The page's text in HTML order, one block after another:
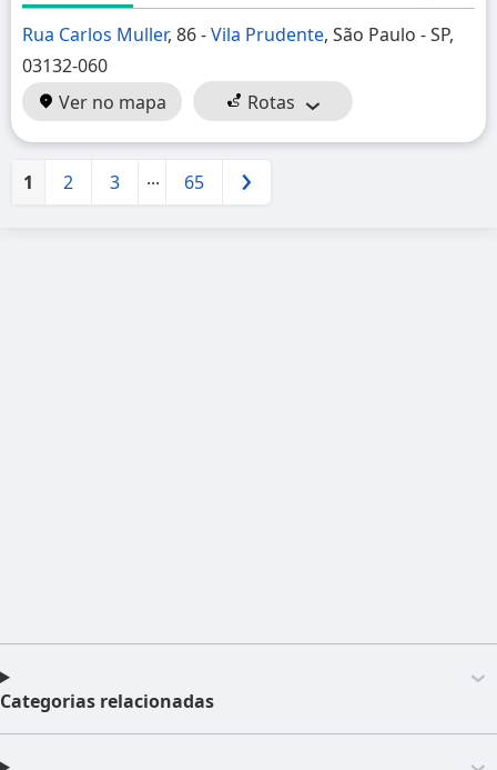
Rua Carlos Muller, 86 -Vila Prudente, São Paulo - SP,
03132-060
Ver no mapa
Rotas
1 2 3 ... 65 Próximo
Categorias relacionadas